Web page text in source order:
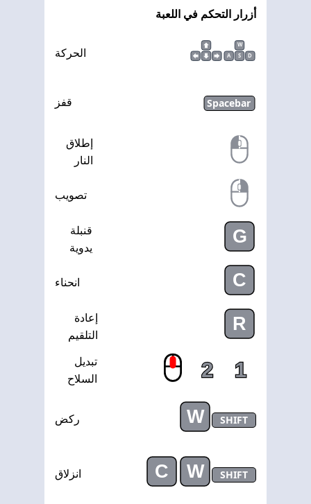
أزرار التحكم في اللعبة
W
A
S D الحركة
Spacebar قفز
إطلاق
النار
تصويب
G
قنبلة
يدوية
C انحناء
R
إعادة
التلقيم
1
2
تبديل
السلاح
SHIFT
W ركض
SHIFT
W
C انزلاق